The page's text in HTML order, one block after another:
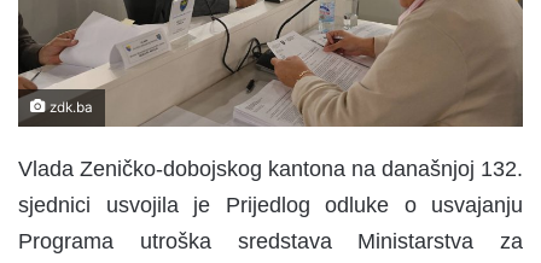
i
zdk.ba
Vlada Zeničko-dobojskog kantona na današnjoj 132.
sjednici usvojila je Prijedlog odluke o usvajanju
Programa utroška sredstava Ministarstva za